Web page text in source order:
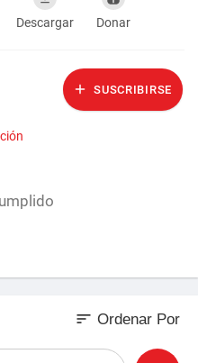
Descargar Donar
SUSCRIBIRSE
Khil se volvió famoso gr
'Estoy muy feliz, porque f
letras. Con la llegada
por todas partes.
sort Ordenar Por